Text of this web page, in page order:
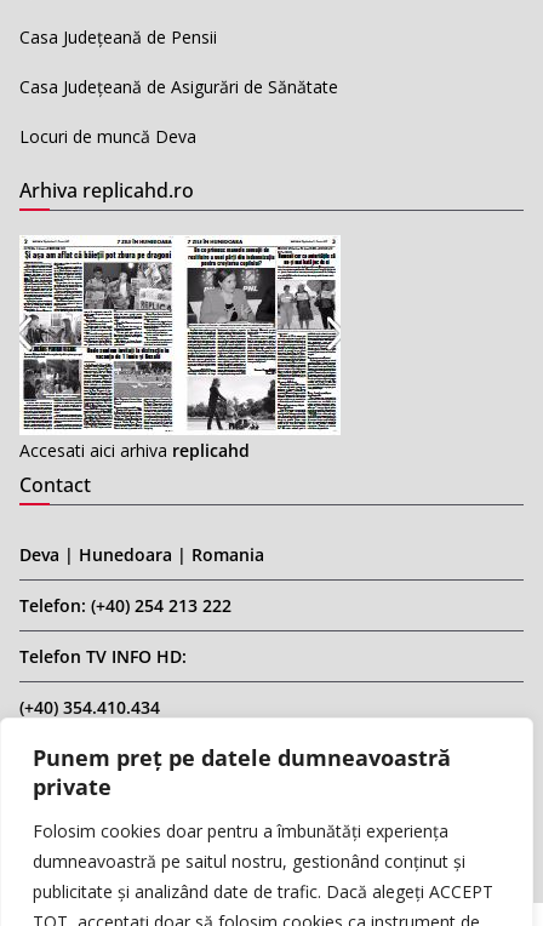
Punem preț pe datele dumneavoastră
private
Folosim cookies doar pentru a îmbunătăți experiența
dumneavoastră pe saitul nostru, gestionând conținut și
publicitate și analizând date de trafic. Dacă alegeți ACCEPT
Casa Județeană de Pensii
Casa Județeană de Asigurări de Sănătate
Locuri de muncă Deva
Arhiva replicahd.ro
Accesati aici arhiva replicahd
Contact
Deva | Hunedoara | Romania
Telefon: (+40) 254 213 222
Telefon TV INFO HD:
(+40) 354.410.434
Email: infohd20@gmail.com
Website: www.replicahd.ro